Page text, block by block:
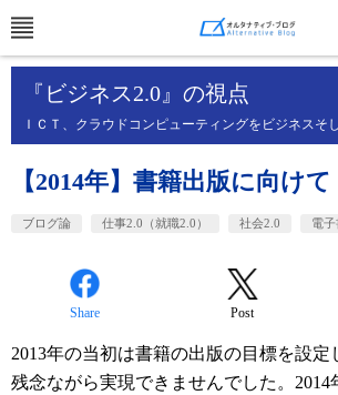
『ビジネス2.0』の視点
ＩＣＴ、クラウドコンピューティングをビジネスそ
【2014年】書籍出版に向けて
ブログ論 仕事2.0（就職2.0） 社会2.0 電子
Share Post
2013年の当初は書籍の出版の目標を設定
残念ながら実現できませんでした。2014